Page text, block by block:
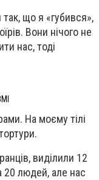
що я «губився»,
Вони нічого не
нас, тоді
На моєму тілі
виділили 12
20 людей, але нас